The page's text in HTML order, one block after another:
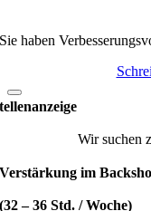
Sie haben
Wir suchen
Verstärkung im
(32 – 36 Std. / Woche)